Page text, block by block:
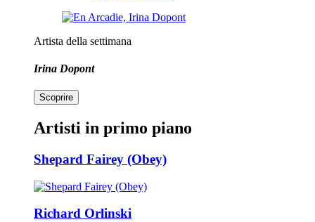
Artista della settimana
Irina Dopont
Scoprire
Artisti in primo piano
Shepard Fairey (Obey)
Richard Orlinski